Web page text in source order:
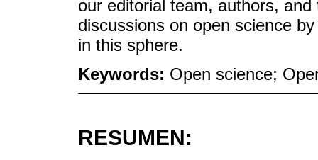
our editorial team, authors,
discussions on open science
in this sphere.
Keywords: Open science;
RESUMEN: